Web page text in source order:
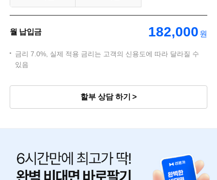
월 납입금 182,000 원
금리 7.0%, 실제 적용 금리는 고객의 신용도에 따라 달라질 수
있음
할부 상담 하기